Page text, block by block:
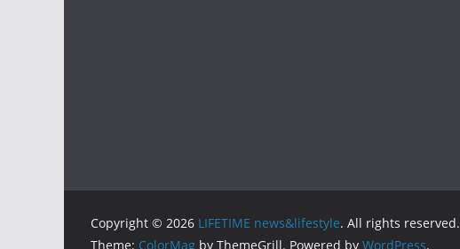
Copyright © 2026 LIFETIME news&lifestyle. All rights reserved.
Theme: ColorMag by ThemeGrill. Powered by WordPress.